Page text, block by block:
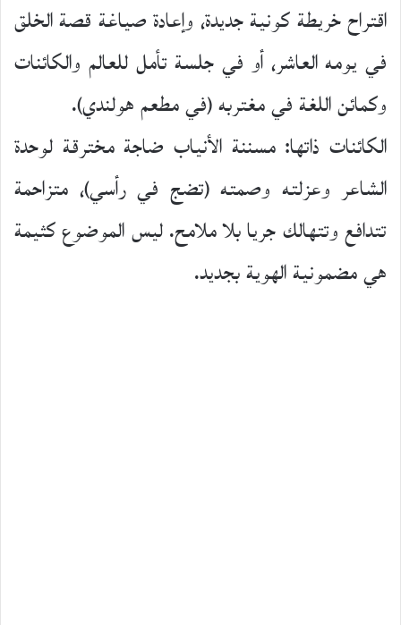
اقتراح خريطة كونية جديدة، وإعادة صياغة قصة الخلق
في يومه العاشر، أو في جلسة تأمل للعالم والكائنات
وكمائن اللغة في مغتربه (في مطعم هولندي).
الكائنات ذاتها: مسننة الأنياب ضاجة مخترقة لوحدة
الشاعر وعزلته وصمته (تضج في رأسي)، متزاحمة
تتدافع وتتهالك جريا بلا ملامح. ليس الموضوع كثيمة
هي مضمونية الهوية بجديد.